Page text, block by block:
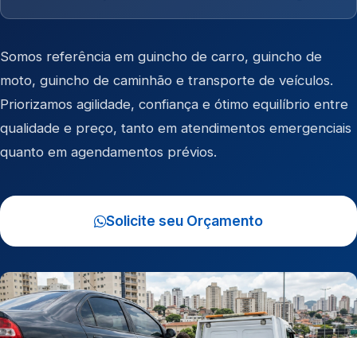
Somos referência em guincho de carro, guincho de
moto, guincho de caminhão e transporte de veículos.
Priorizamos agilidade, confiança e ótimo equilíbrio entre
qualidade e preço, tanto em atendimentos emergenciais
quanto em agendamentos prévios.
Solicite seu Orçamento